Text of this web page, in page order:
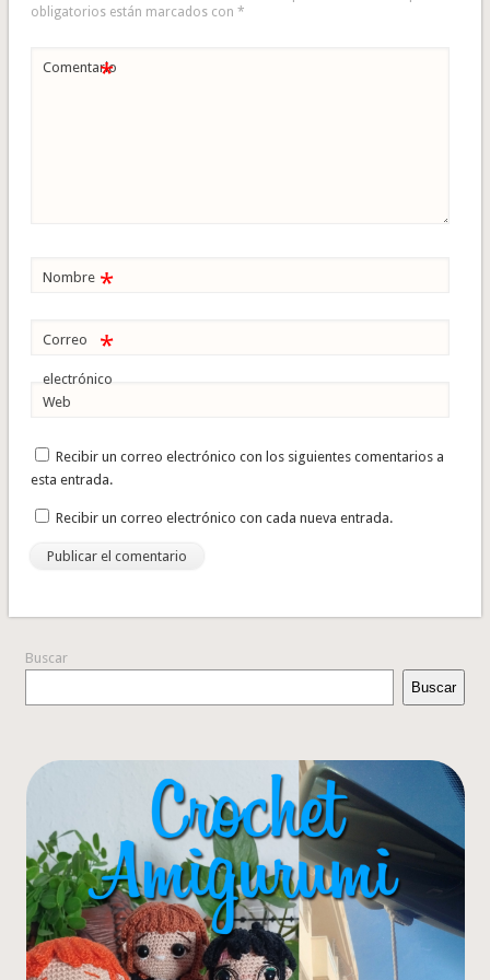
obligatorios están marcados con *
Comentario
*
Nombre *
Correo
electrónico
*
Web
Recibir un correo electrónico con los siguientes comentarios a
esta entrada.
Recibir un correo electrónico con cada nueva entrada.
Buscar
Buscar